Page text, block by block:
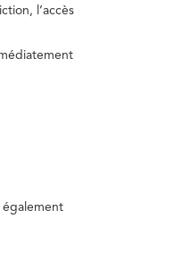
l’accès
également